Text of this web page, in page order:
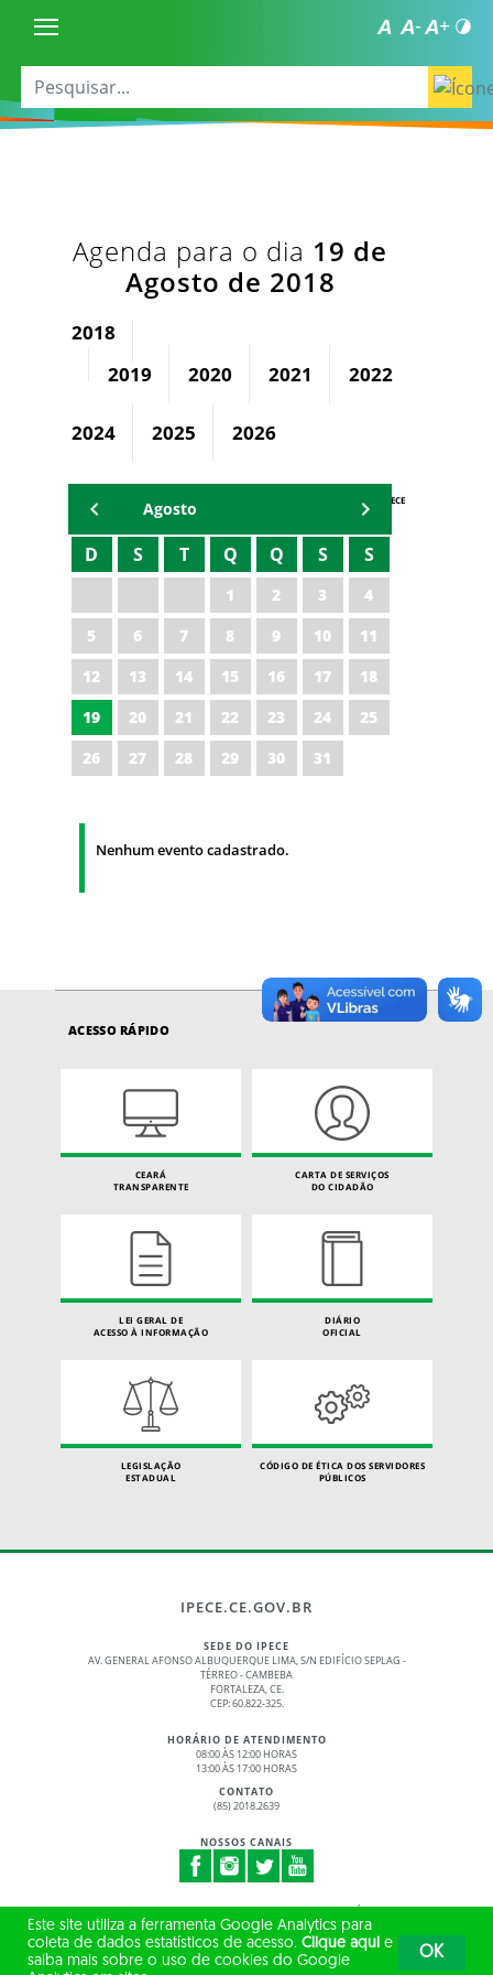
Agenda para o dia 19 de
Agosto de 2018
2018
2019
2020 2021 2022
2024 2025 2026
AGENDA IPECE
Agosto
D S T Q Q S S
1 2 3
4
5
6 7 8 9 10
11
12
13 14 15 16 17
18
19
20 21 22 23 24
25
26
27 28 29 30 31
Nenhum evento cadastrado.
ACESSO RÁPIDO
CEARÁ
TRANSPARENTE
CARTA DE SERVIÇOS
DO CIDADÃO
LEI GERAL DE
ACESSO À INFORMAÇÃO
DIÁRIO
OFICIAL
LEGISLAÇÃO
ESTADUAL
CÓDIGO DE ÉTICA DOS SERVIDORES
PÚBLICOS
IPECE.CE.GOV.BR
SEDE DO IPECE
AV. GENERAL AFONSO ALBUQUERQUE LIMA, S/N EDIFÍCIO SEPLAG -
TÉRREO - CAMBEBA
FORTALEZA, CE.
CEP: 60.822-325.
HORÁRIO DE ATENDIMENTO
08:00 ÀS 12:00 HORAS
13:00 ÀS 17:00 HORAS
CONTATO
(85) 2018.2639
NOSSOS CANAIS
© 2017 - 2026 – GOVERNO DO ESTADO DO CEARÁ
TODOS OS DIREITOS RESERVADOS
Este site utiliza a ferramenta Google Analytics para
coleta de dados estatísticos de acesso. Clique aqui e
saiba mais sobre o uso de cookies do Google
OK